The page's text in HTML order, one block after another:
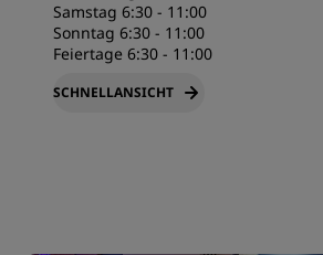
Samstag 6:30 - 11:00
Sonntag 6:30 - 11:00
Feiertage 6:30 - 11:00
SCHNELLANSICHT